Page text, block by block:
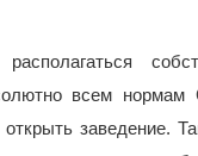
всем
заведение.